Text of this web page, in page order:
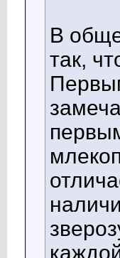
В
так,